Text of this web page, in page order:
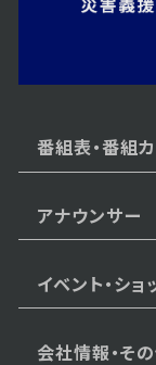
番組表・番組
アナウンサー
イベント・ショ
会社情報・そ